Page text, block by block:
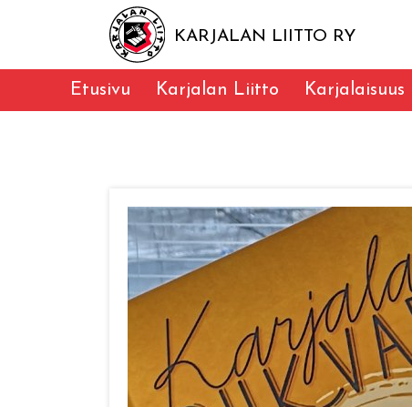
KARJALAN LIITTO RY
Etusivu Karjalan Liitto Karjalaisuus